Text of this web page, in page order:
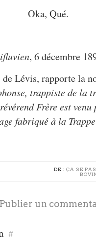
Oka, Qué.
, 6 décembre
de Lévis, rapporte la
trappiste de la
Frère est
fabriqué à la Trappe
DE : ÇA SE
Publier un
#